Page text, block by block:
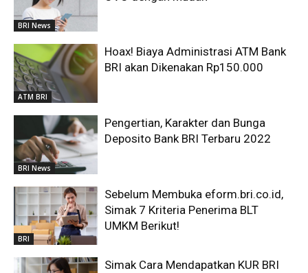
BRI News
ATM BRI
Hoax! Biaya Administrasi ATM Bank
BRI akan Dikenakan Rp150.000
BRI News
Pengertian, Karakter dan Bunga
Deposito Bank BRI Terbaru 2022
BRI
Sebelum Membuka eform.bri.co.id,
Simak 7 Kriteria Penerima BLT
UMKM Berikut!
Simak Cara Mendapatkan KUR BRI